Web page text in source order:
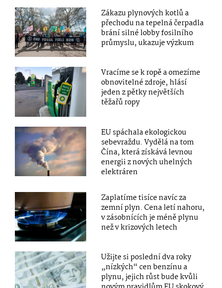
Zákazu plynových kotlů a
přechodu na tepelná čerpadla
brání silné lobby fosilního
průmyslu, ukazuje výzkum
Vracíme se k ropě a omezíme
obnovitelné zdroje, hlásí
jeden z pětky největších
těžařů ropy
EU spáchala ekologickou
sebevraždu. Vydělá na tom
Čína, která získává levnou
energii z nových uhelných
elektráren
Zaplatíme tisíce navíc za
zemní plyn. Cena letí nahoru,
v zásobnících je méně plynu
než v krizových letech
Užijte si poslední dva roky
„nízkých“ cen benzínu a
plynu, jejich růst bude kvůli